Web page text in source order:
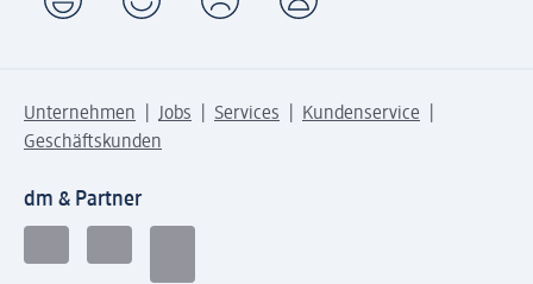
Unternehmen Jobs Services
Kundenservice
Geschäftskunden
dm & Partner